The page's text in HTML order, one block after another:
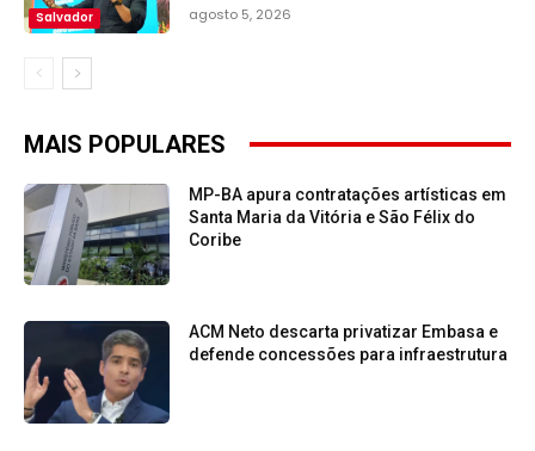
Salvador agosto 5, 2026
MAIS POPULARES
MP-BA apura contratações artísticas em
Santa Maria da Vitória e São Félix do
Coribe
ACM Neto descarta privatizar Embasa e
defende concessões para infraestrutura